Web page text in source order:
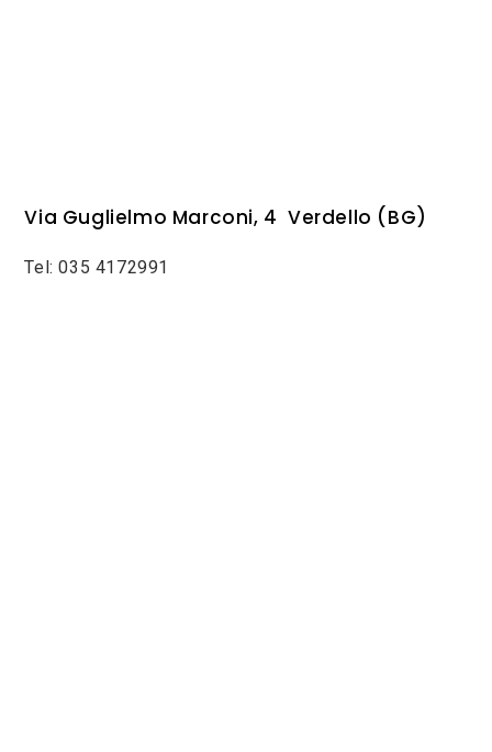
Via Guglielmo Marconi, 4 Verdello (BG)
Tel: 035 4172991